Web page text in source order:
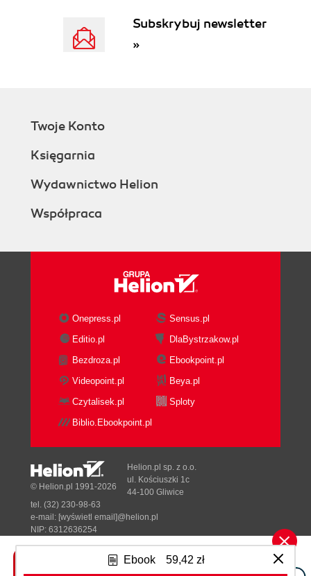
Custom Tasks in the Source Tree
Where Do Tasks Come From?
Importing Custom Ant Tasks
Importing an Entire Ant Build File
Ant Target and Gradle Task Codependence
A Harmonic Duo
Maven Goals, Gradle Tasks
The Standard Maven Coordinates, Gradle
Properties
Dependencies
Repositories
Unit Testing
Multiple Source Directories
The Maven Plug-in
Installing to the Local Maven Repository
(Cache)
Publishing to a Maven Repository
Maven2Gradle Build Script Converter
Maven POM Import
Conclusion
5. Testing with Gradle
Ebook 59,42 zł
Subskrybuj newsletter
»
Twoje Konto
Księgarnia
Wydawnictwo Helion
Współpraca
Onepress.pl
Sensus.pl
Editio.pl
DlaBystrzakow.pl
Bezdroza.pl
Ebookpoint.pl
Videopoint.pl
Beya.pl
Czytalisek.pl
Sploty
Biblio.Ebookpoint.pl
Tonik.pl
© Helion.pl 1991-2026
Helion.pl sp. z o.o.
ul. Kościuszki 1c
44-100 Gliwice
tel. (32) 230-98-63
e-mail: [wyświetl email]@helion.pl
NIP: 6312636254